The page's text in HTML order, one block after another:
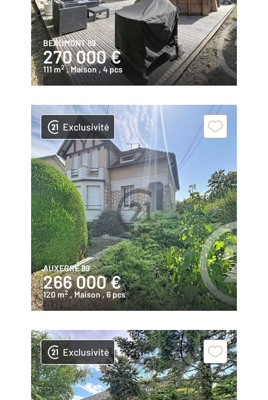
BEAUMONT 89
270 000 €
111 m2 , Maison, 4 pcs
Exclusivité
AUXERRE 89
266 000 €
120 m2 , Maison, 6 pcs
Exclusivité